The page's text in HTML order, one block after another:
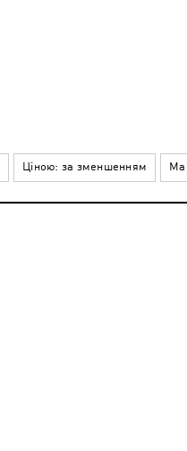
Ціною: за зменшенням